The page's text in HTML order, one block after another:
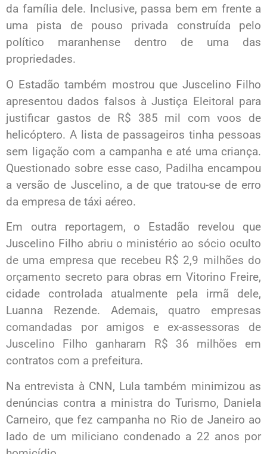
da família dele. Inclusive, passa bem em frente a
uma pista de pouso privada construída pelo
político maranhense dentro de uma das
propriedades.
O Estadão também mostrou que Juscelino Filho
apresentou dados falsos à Justiça Eleitoral para
justificar gastos de R$ 385 mil com voos de
helicóptero. A lista de passageiros tinha pessoas
sem ligação com a campanha e até uma criança.
Questionado sobre esse caso, Padilha encampou
a versão de Juscelino, a de que tratou-se de erro
da empresa de táxi aéreo.
Em outra reportagem, o Estadão revelou que
Juscelino Filho abriu o ministério ao sócio oculto
de uma empresa que recebeu R$ 2,9 milhões do
orçamento secreto para obras em Vitorino Freire,
cidade controlada atualmente pela irmã dele,
Luanna Rezende. Ademais, quatro empresas
comandadas por amigos e ex-assessoras de
Juscelino Filho ganharam R$ 36 milhões em
contratos com a prefeitura.
Na entrevista à CNN, Lula também minimizou as
denúncias contra a ministra do Turismo, Daniela
Carneiro, que fez campanha no Rio de Janeiro ao
lado de um miliciano condenado a 22 anos por